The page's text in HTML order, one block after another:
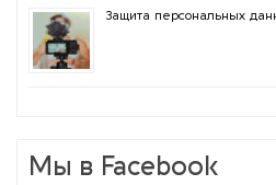
Защита персональных
Мы в Facebook